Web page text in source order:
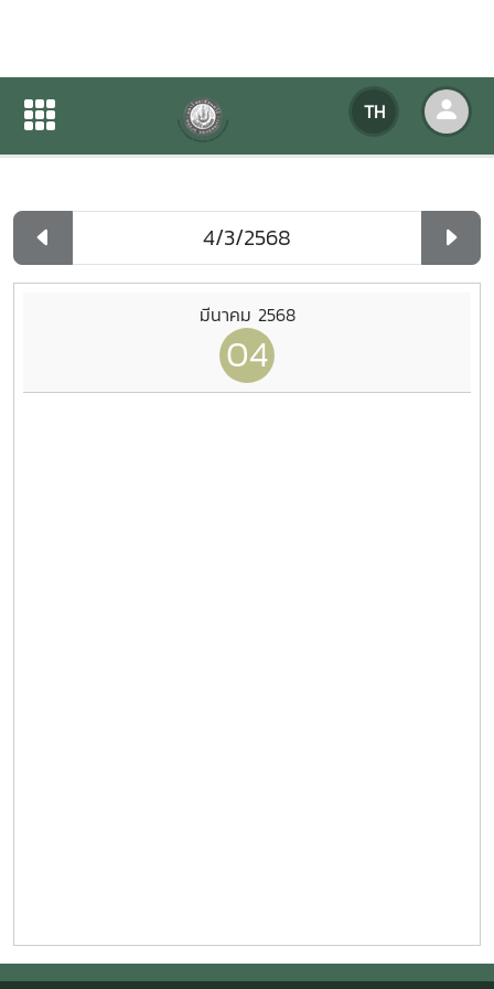
TH
ปฏิทินกิจกรรมของหน่วยงาน
ปฏิทินกิจกรรมของหน่วยงาน
มีนาคม 2568
04